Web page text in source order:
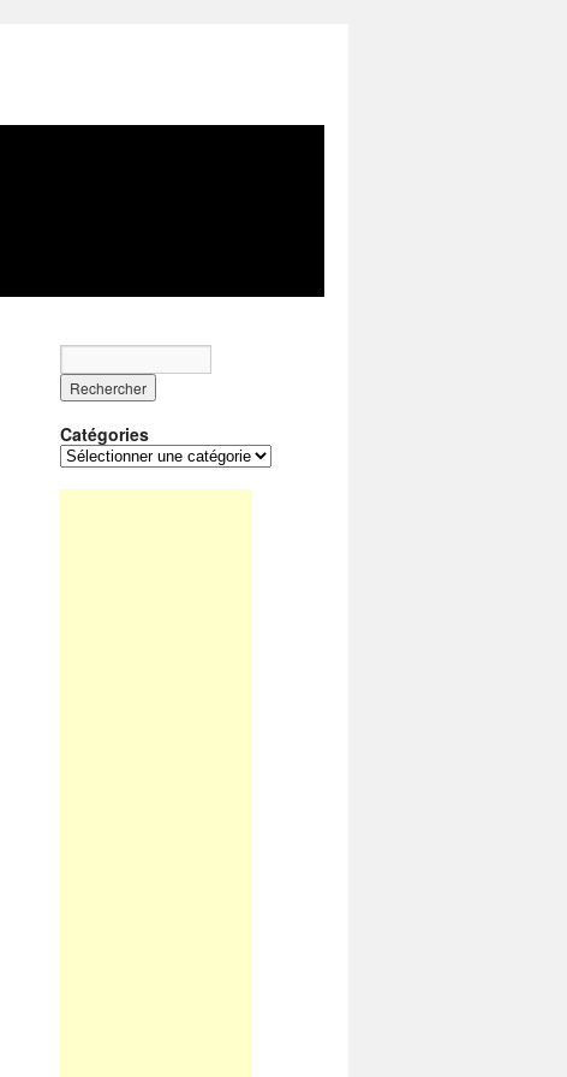
Catégories